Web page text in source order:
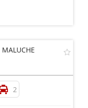
2